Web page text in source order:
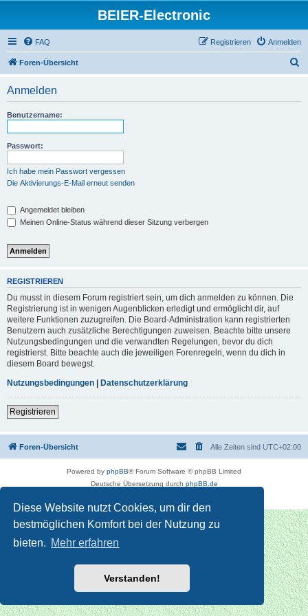
Diese Website nutzt Cookies, um dir den
bestmöglichen Komfort bei der Nutzung zu
bieten. Mehr erfahren
Verstanden!
BEIER-Electronic
FAQ Anmelden
Registrieren
Foren-Übersicht
Anmelden
Benutzername:
Passwort:
Ich habe mein Passwort vergessen
Die Aktivierungs-E-Mail erneut senden
Angemeldet bleiben
Meinen Online-Status während dieser Sitzung verbergen
REGISTRIEREN
Du musst in diesem Forum registriert sein, um dich anmelden zu können. Die
Registrierung ist in wenigen Augenblicken erledigt und ermöglicht dir, auf
weitere Funktionen zuzugreifen. Die Board-Administration kann registrierten
Benutzern auch zusätzliche Berechtigungen zuweisen. Beachte bitte unsere
Nutzungsbedingungen und die verwandten Regelungen, bevor du dich
registrierst. Bitte beachte auch die jeweiligen Forenregeln, wenn du dich in
diesem Board bewegst.
Nutzungsbedingungen | Datenschutzerklärung
Registrieren
Foren-Übersicht Alle Zeiten sind UTC+02:00
Powered by phpBB® Forum Software © phpBB Limited
Deutsche Übersetzung durch phpBB.de